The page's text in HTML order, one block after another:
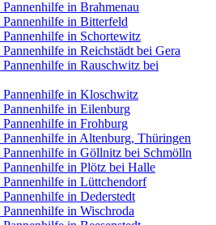
in Brahmenau
in Bitterfeld
in Schortewitz
in Reichstädt bei Gera
in Rauschwitz bei
Pannenhilfe in Kloschwitz
in Eilenburg
in Frohburg
in Altenburg, Thüringen
Pannenhilfe in Göllnitz bei Schmölln
in Plötz bei Halle
in Lüttchendorf
in Dederstedt
in Wischroda